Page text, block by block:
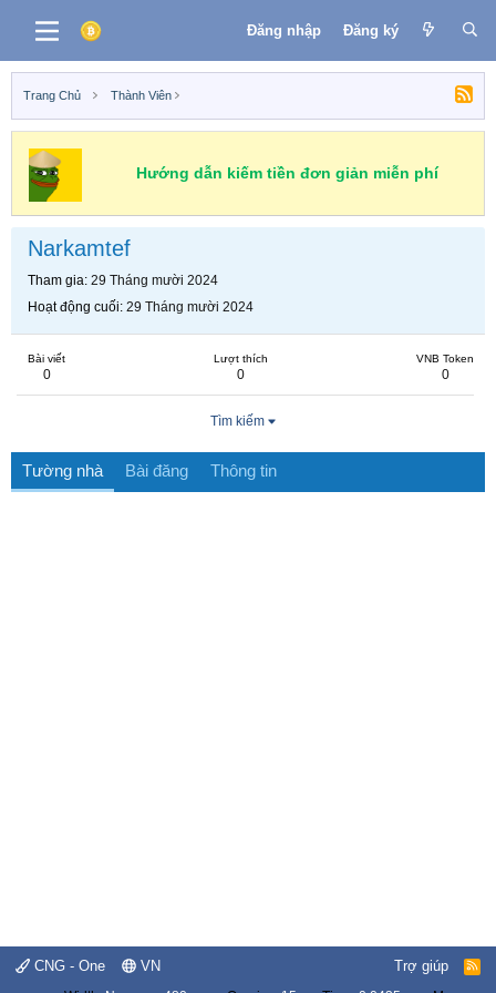
Đăng nhập Đăng ký
Trang Chủ Thành Viên
Hướng dẫn kiếm tiền đơn giản miễn phí
Narkamtef
Tham gia 29 Tháng mười 2024
Hoạt động cuối 29 Tháng mười 2024
Bài viết
0
Lượt thích
0
VNB Token
0
Tìm kiếm
Tường nhà Bài đăng Thông tin
CNG - One VN Trợ giúp
R